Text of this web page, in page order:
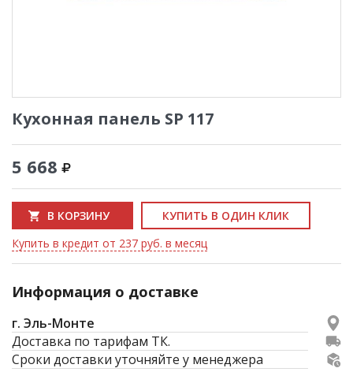
Кухонная панель SP 117
5 668
В КОРЗИНУ
КУПИТЬ В ОДИН КЛИК
Купить в кредит от 237 руб. в месяц
Информация о доставке
г. Эль-Монте
Доставка по тарифам ТК.
Сроки доставки уточняйте у менеджера